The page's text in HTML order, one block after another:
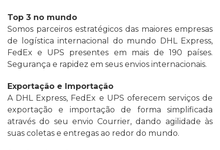
Top 3 no mundo
Somos parceiros estratégicos das maiores empresas
de logística internacional do mundo DHL Express,
FedEx e UPS presentes em mais de 190 países.
Segurança e rapidez em seus envios internacionais.
Exportação e Importação
A DHL Express, FedEx e UPS oferecem serviços de
exportação e importação de forma simplificada
através do seu envio Courrier, dando agilidade às
suas coletas e entregas ao redor do mundo.